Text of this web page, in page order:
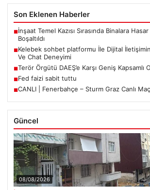
Son Eklenen Haberler
■İnşaat Temel Kazısı Sırasında Binalara
Boşaltıldı
■Kelebek sohbet platformu İle Dijital
Ve Chat Deneyimi
■Terör Örgütü DAEŞ’e Karşı Geniş Kapsamlı
■Fed faizi sabit tuttu
■CANLI | Fenerbahçe – Sturm Graz Canlı Maç
Güncel
08/08/2026